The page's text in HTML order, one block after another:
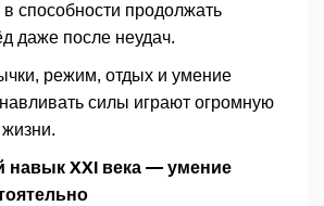
способности продолжать
даже после неудач.
режим, отдых и умение
силы играют огромную
XXI века — умение